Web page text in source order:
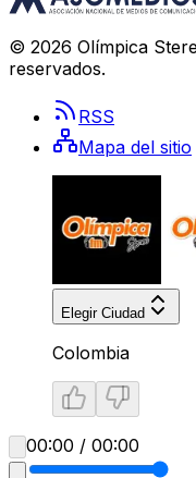
© 2026 Olímpica
reservados.
RSS
Mapa del sitio
Elegir Ciudad
Colombia
00:00 / 00:00